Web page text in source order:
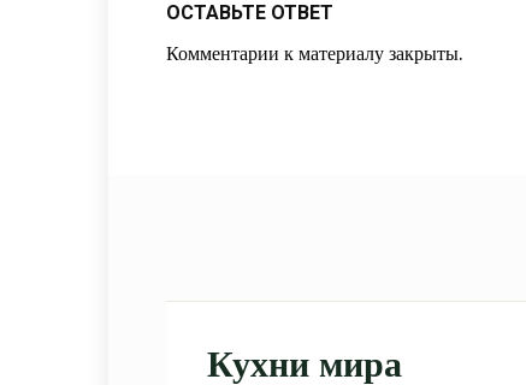
ОСТАВЬТЕ ОТВЕТ
Комментарии к материалу закрыты.
Кухни мира